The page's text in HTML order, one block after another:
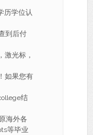
历学位认
到后付
激光标，
如果您有
结
海外各
等毕业